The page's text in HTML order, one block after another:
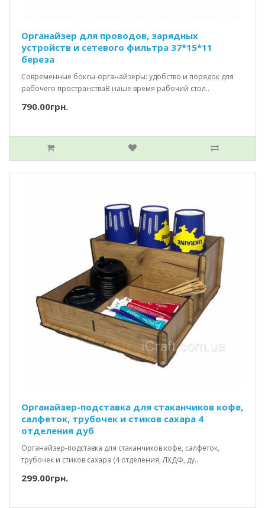
Органайзер для проводов, зарядных
устройств и сетевого фильтра 37*15*11
береза
Современные боксы-органайзеры: удобство и порядок для
рабочего пространстваВ наше время рабочий стол..
790.00грн.
Органайзер-подставка для стаканчиков кофе,
салфеток, трубочек и стиков сахара 4
отделения дуб
Органайзер-подставка для стаканчиков кофе, салфеток,
трубочек и стиков сахара (4 отделения, ЛХДФ, ду..
299.00грн.